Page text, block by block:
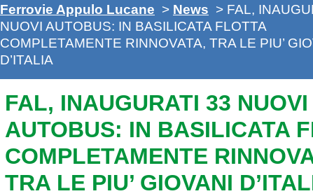
Ferrovie Appulo Lucane > News > FAL,
NUOVI AUTOBUS: IN BASILICATA FLOTTA
COMPLETAMENTE RINNOVATA, TRA LE PIU’
D’ITALIA
FAL, INAUGURATI 33 NUOVI
AUTOBUS: IN BASILICATA
COMPLETAMENTE
TRA LE PIU’ GIOVANI